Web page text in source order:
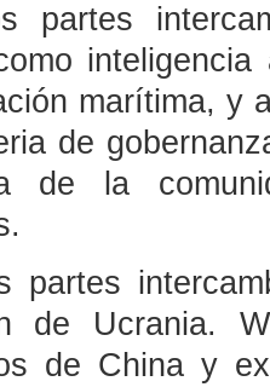
partes
marítima, y
de
de la
partes
de Ucrania.
de China y